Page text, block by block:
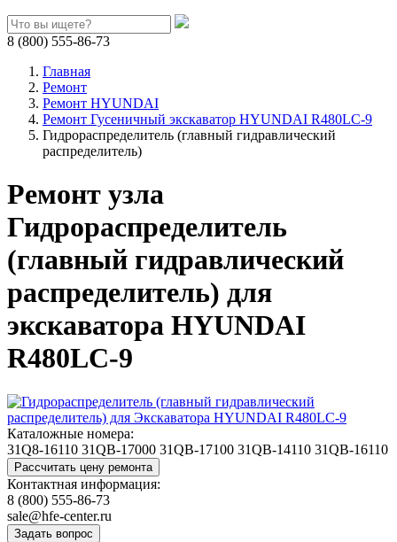
8 (800) 555-86-73
Главная
Ремонт
Ремонт HYUNDAI
Ремонт Гусеничный экскаватор HYUNDAI R480LC-9
Гидрораспределитель (главный гидравлический
распределитель)
Ремонт узла
Гидрораспределитель
(главный гидравлический
распределитель) для
экскаватора HYUNDAI
R480LC-9
Каталожные номера:
31Q8-16110 31QB-17000 31QB-17100 31QB-14110 31QB-16110
Контактная информация:
8 (800) 555-86-73
sale@hfe-center.ru